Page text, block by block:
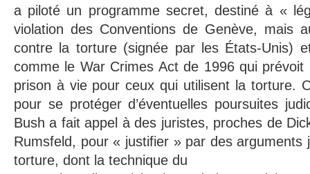
a piloté un programme secret, destiné à «
violation des Conventions de Genève, mais
contre la torture (signée par les États-Unis)
comme le War Crimes Act de 1996 qui
prison à vie pour ceux qui utilisent la torture.
pour se protéger d’éventuelles poursuites
Bush a fait appel à des juristes, proches de
Rumsfeld, pour « justifier » par des arguments
torture, dont la technique du